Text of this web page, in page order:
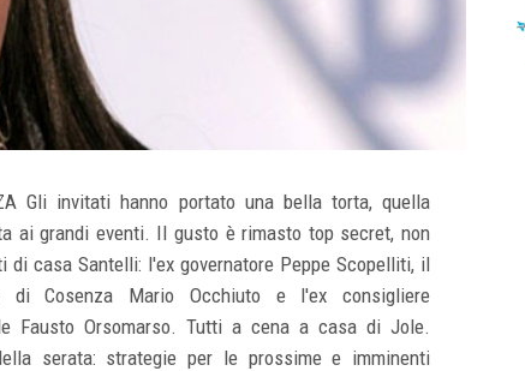
Gli invitati hanno portato una bella torta, quella
ai grandi eventi. Il gusto è rimasto top secret, non
di casa Santelli: l'ex governatore Peppe Scopelliti, il
di Cosenza Mario Occhiuto e l'ex consigliere
Fausto Orsomarso. Tutti a cena a casa di Jole.
serata: strategie per le prossime e imminenti